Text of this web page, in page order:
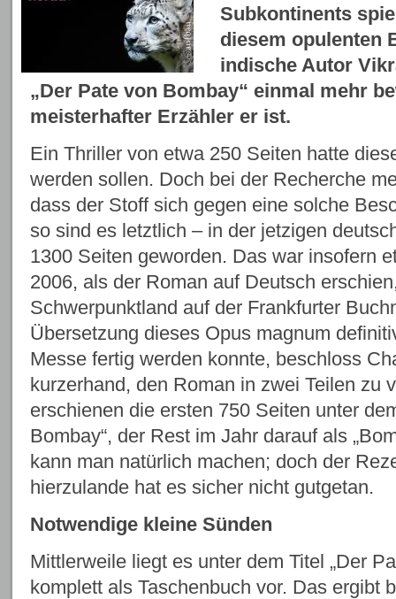
Subkontinents
diesem opulenten
indische Autor
„Der Pate von Bombay“ einmal mehr
meisterhafter Erzähler er ist.
Ein Thriller von etwa 250 Seiten hatte
werden sollen. Doch bei der Recherche
dass der Stoff sich gegen eine solche
so sind es letztlich – in der jetzigen
1300 Seiten geworden. Das war insofern
2006, als der Roman auf Deutsch
Schwerpunktland auf der Frankfurter
Übersetzung dieses Opus magnum
Messe fertig werden konnte, beschloss
kurzerhand, den Roman in zwei Teilen zu
erschienen die ersten 750 Seiten unter
Bombay“, der Rest im Jahr darauf als
kann man natürlich machen; doch der
hierzulande hat es sicher nicht gutgetan.
Notwendige kleine Sünden
Mittlerweile liegt es unter dem Titel „Der
komplett als Taschenbuch vor. Das ergibt